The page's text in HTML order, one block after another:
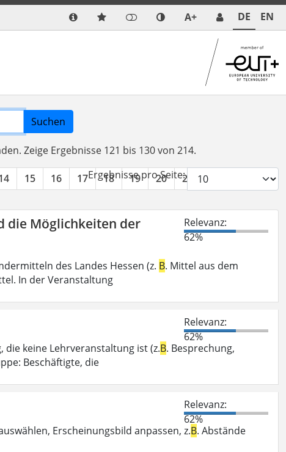
A+ DE EN
Suchen
Zeige Ergebnisse 121 bis 130 von 214.
15 16 17 18 19 20 21
Ergebnisse pro Seite:
die Möglichkeiten der
Relevanz:
62%
des Landes Hessen (z. B. Mittel aus dem
In der Veranstaltung
Relevanz:
62%
die keine Lehrveranstaltung ist (z.B. Besprechung,
Beschäftigte, die
Relevanz:
62%
Erscheinungsbild anpassen, z.B. Abstände